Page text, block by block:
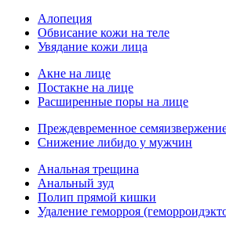
Алопеция
Обвисание кожи на теле
Увядание кожи лица
Акне на лице
Постакне на лице
Расширенные поры на лице
Преждевременное
Снижение либидо у мужчин
Анальная трещина
Анальный зуд
Полип прямой кишки
Удаление геморроя